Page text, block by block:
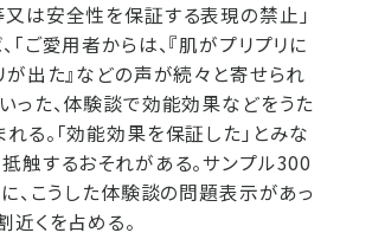
又は安全性を保証する表現の禁止」
「ご愛用者からは、『肌がプリプリに
が出た』などの声が続々と寄せられ
った、体験談で効能効果などをうた
る。「効能効果を保証した」とみな
触するおそれがある。サンプル300
、こうした体験談の問題表示があっ
近くを占める。